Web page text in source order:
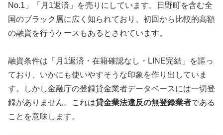
No.1」「月1返済」を売りにしています。日野町を含む全
国のブラック層に広く知られており、初回から比較的高額
の融資を行うケースもあるとされています。
融資条件は「月1返済・在籍確認なし・LINE完結」を謳っ
ており、いかにも使いやすそうな印象を作り出していま
す。しかし金融庁の登録貸金業者データベースには一切登
録がありません。これは貸金業法違反の無登録業者である
ことを意味します。